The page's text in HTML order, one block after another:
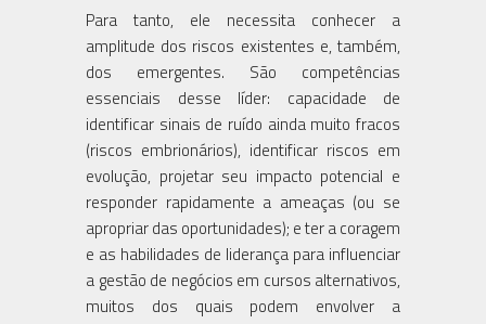
Para tanto, ele necessita conhecer a
amplitude dos riscos existentes e, também,
dos emergentes. São competências
essenciais desse líder: capacidade de
identificar sinais de ruído ainda muito fracos
(riscos embrionários), identificar riscos em
evolução, projetar seu impacto potencial e
responder rapidamente a ameaças (ou se
apropriar das oportunidades); e ter a coragem
e as habilidades de liderança para influenciar
a gestão de negócios em cursos alternativos,
muitos dos quais podem envolver a